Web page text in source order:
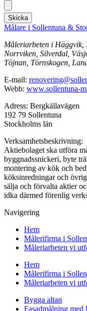
Skicka
Målare i Sollentuna &
Måleriarbeten i Häggvik,
Norrviken, Silverdal,
Töjnan, Törnskogen,
E-mail:
Webb: www.sollentuna-
Adress: Bergkällavägen
192 79 Sollentuna
Stockholms län
Verksamhetsbeskrivning:
Aktiebolaget ska utföra
byggnadssnickeri, byte
montering av kök och
köksinredningar och
sälja och förvalta aktier
idka därmed förenlig
Navigering
Hem
Målerifirma i
Måleriarbeten vi
Hem
Målerifirma i
Måleriarbeten vi
Bygga altan
Fasadmålning med